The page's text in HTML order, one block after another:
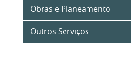
Obras e Planeamento
Outros Serviços